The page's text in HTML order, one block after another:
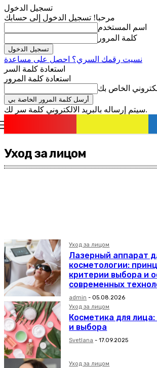
تسجيل الدخول
مرحبا! تسجيل الدخول إلى حسابك
اسم المستخدم
كلمة المرور
نسيت رقمك السري؟ احصل على مساعدة
استعادة كلمة السر
استعادة كلمة المرور
الخاص بك
سيتم إرساله بالبريد الالكتروني كلمة سر لك.
Уход за лицом
Уход за лицом
Лазерный аппарат
косметологии:
критерии выбора и
современных
admin - 05.08.2026
Уход за лицом
Косметика для
и выбора
Svetlana - 17.09.2025
Уход за лицом